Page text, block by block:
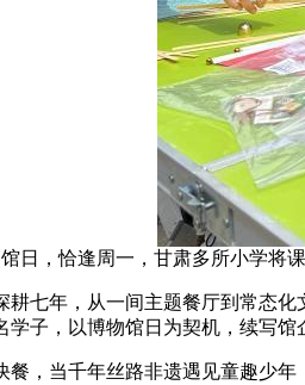
日，恰逢周一，甘肃多所小学将
年，从一间主题餐厅到常态化
子，以博物馆日为契机，续写馆
当千年丝路非遗遇见童趣少年